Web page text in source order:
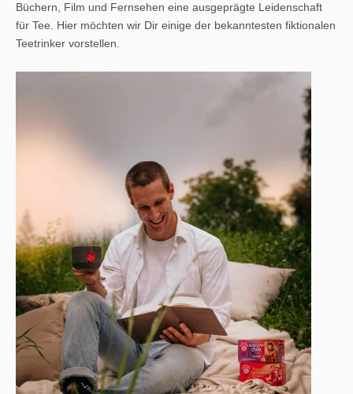
Büchern, Film und Fernsehen eine ausgeprägte Leidenschaft
für Tee. Hier möchten wir Dir einige der bekanntesten fiktionalen
Teetrinker vorstellen.